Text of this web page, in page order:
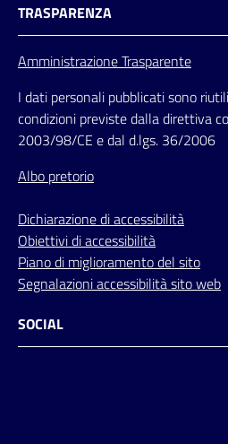
TRASPARENZA
Amministrazione Trasparente
I dati personali pubblicati sono
condizioni previste dalla direttiva
2003/98/CE e dal d.lgs. 36/2006
Albo pretorio
Dichiarazione di accessibilità
Obiettivi di accessibilità
Piano di miglioramento del sito
Segnalazioni accessibilità sito web
SOCIAL